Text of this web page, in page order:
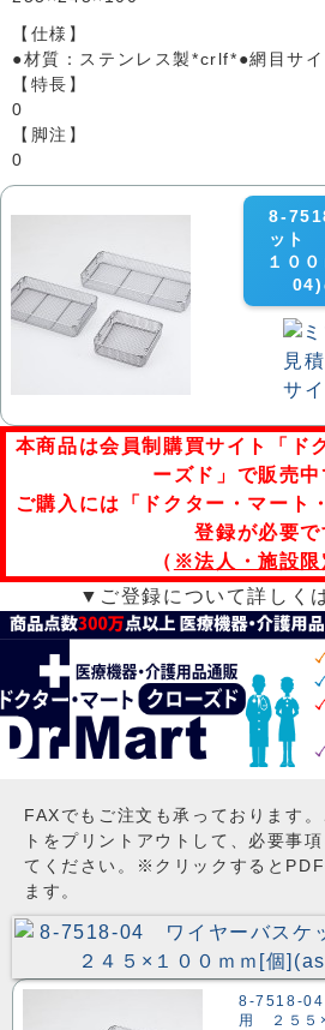
【仕様】
●材質：ステンレス製*crlf*●網目サ
【特長】
0
【脚注】
0
8-
ット
１０
04)
本商品は会員制購買サイト「ド
ーズド」で販売中
ご購入には「ドクター・マート
登録が必要で
（ ※法人・施設限
▼ご登録について詳しく
FAXでもご注文も承っております
トをプリントアウトして、必要事
てください。※クリックすると
ます。
8-7518-
用 ２５５